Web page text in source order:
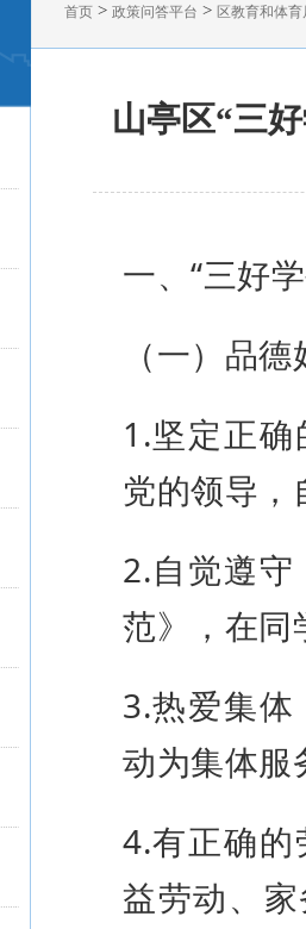
首页 > 政策问答平台 > 区教育和体育
山亭区“三
一、“三好
（一）品德
1.坚定正
党的领导
2.自觉遵
范》，在同
3.热爱集
动为集体服
4.有正确
益劳动、